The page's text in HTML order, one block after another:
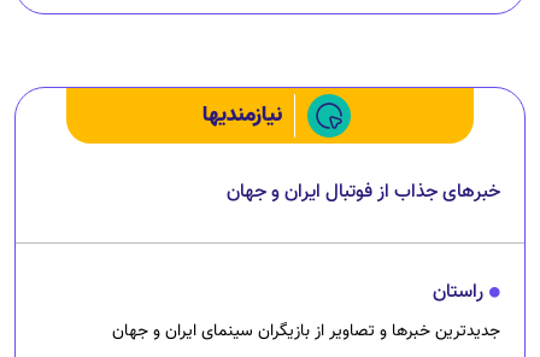
نیازمندیها
خبرهای جذاب از فوتبال ایران و جهان
راستان
جدیدترین خبرها و تصاویر از بازیگران سینمای ایران و جهان